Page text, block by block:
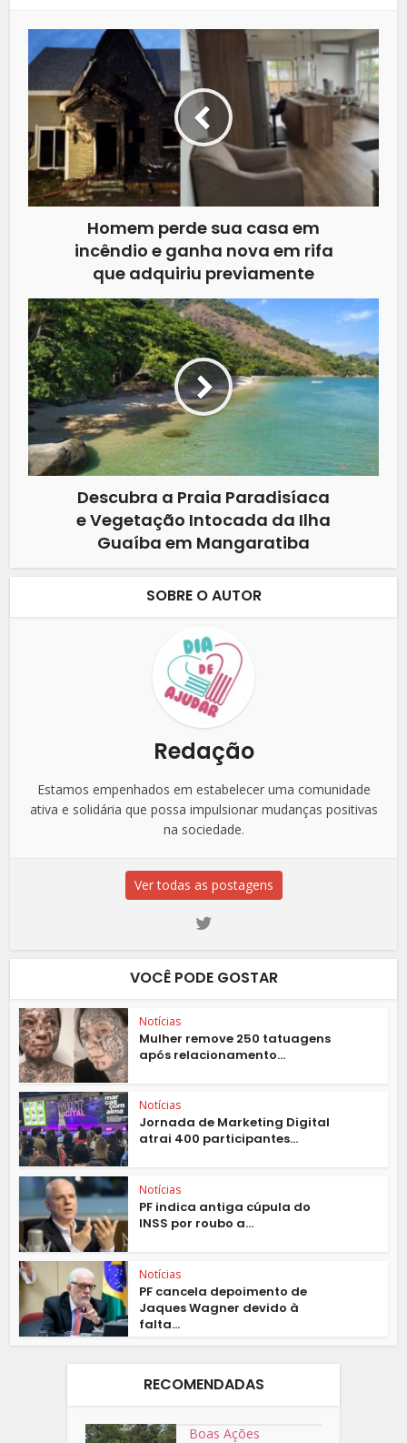
Homem perde sua casa em
incêndio e ganha nova em rifa
que adquiriu previamente
Descubra a Praia Paradisíaca
e Vegetação Intocada da Ilha
Guaíba em Mangaratiba
SOBRE O AUTOR
Redação
Estamos empenhados em estabelecer uma comunidade
ativa e solidária que possa impulsionar mudanças positivas
na sociedade.
Ver todas as postagens
VOCÊ PODE GOSTAR
Notícias
Mulher remove 250 tatuagens
após relacionamento...
Notícias
Jornada de Marketing Digital
atrai 400 participantes...
Notícias
PF indica antiga cúpula do
INSS por roubo a...
Notícias
PF cancela depoimento de
Jaques Wagner devido à
falta...
RECOMENDADAS
Boas Ações